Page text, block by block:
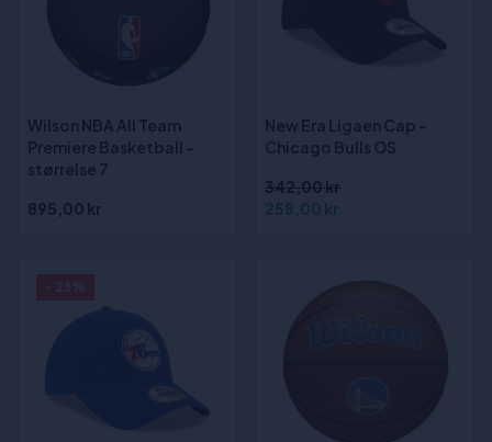
Wilson NBA All Team
Premiere Basketball -
størrelse 7
895,00 kr
New Era Ligaen Cap -
Chicago Bulls OS
342,00 kr
258,00 kr